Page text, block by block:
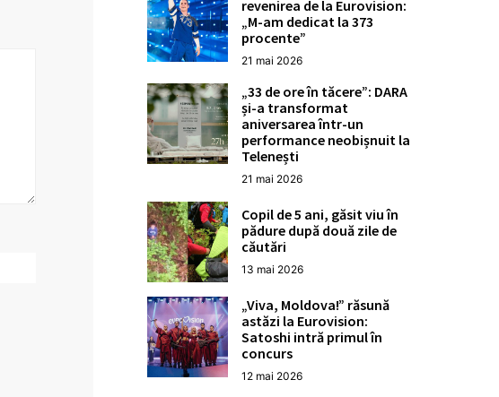
revenirea de la Eurovision:
„M-am dedicat la 373
procente”
21 mai 2026
„33 de ore în tăcere”: DARA
și-a transformat
aniversarea într-un
performance neobișnuit la
Telenești
21 mai 2026
Copil de 5 ani, găsit viu în
pădure după două zile de
căutări
13 mai 2026
„Viva, Moldova!” răsună
astăzi la Eurovision:
Satoshi intră primul în
concurs
12 mai 2026